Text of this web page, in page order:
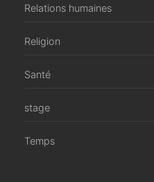
Relations humaines
Religion
Santé
stage
Temps